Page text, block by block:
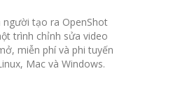
người tạo ra OpenShot
trình chỉnh sửa video
miễn phí và phi tuyến
Mac và Windows.